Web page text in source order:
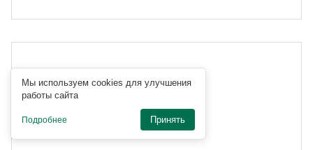
Мы используем cookies для улучшения
работы сайта
Подробнее Принять